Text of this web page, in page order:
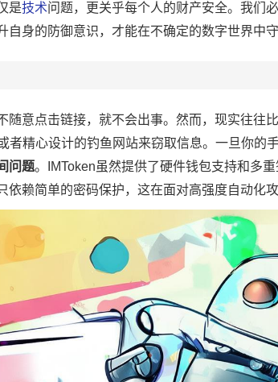
是技术问题，更关乎每个人的财产安全。我们
身的防御意识，才能在不确定的数字世界中守
随意点击链接，就不会出事。然而，现实往往
者精心设计的钓鱼网站来窃取信息。一旦你的
问题。IMToken虽然提供了硬件钱包支持和多
赖简单的密码保护，这在面对高强度自动化